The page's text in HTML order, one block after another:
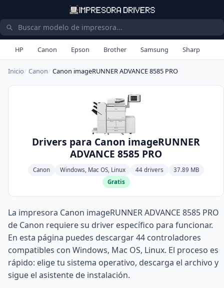
HP Canon Epson Brother Samsung Sharp
Inicio Canon Canon imageRUNNER ADVANCE 8585 PRO
Drivers para Canon imageRUNNER
ADVANCE 8585 PRO
Canon Windows, Mac OS, Linux 44 drivers
37.89 MB
Gratis
La impresora Canon imageRUNNER ADVANCE 8585 PRO
de Canon requiere su driver específico para funcionar.
En esta página puedes descargar 44 controladores
compatibles con Windows, Mac OS, Linux. El proceso es
rápido: elige tu sistema operativo, descarga el archivo y
sigue el asistente de instalación.